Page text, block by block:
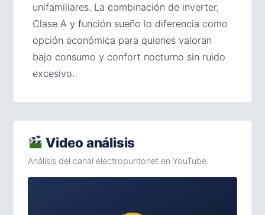
unifamiliares. La combinación de inverter,
Clase A y función sueño lo diferencia como
opción económica para quienes valoran
bajo consumo y confort nocturno sin ruido
excesivo.
Video análisis
Análisis del canal electropuntonet en YouTube.